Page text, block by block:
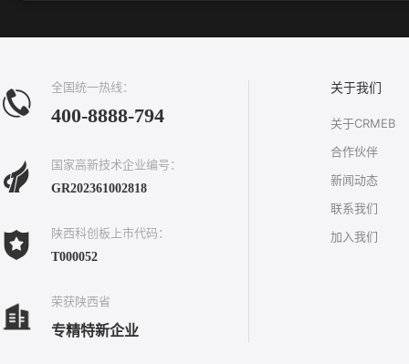
全国统一热线：
400-8888-794
国家高新技术企业编号：
GR202361002818
陕西科创板上市代码：
T000052
荣获陕西省
专精特新企业
关于我们
关于CRMEB
合作伙伴
新闻动态
联系我们
加入我们